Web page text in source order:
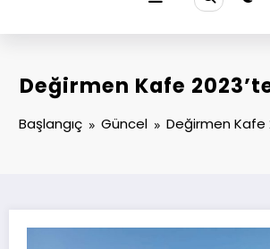
Değirmen Kafe
Başlangıç Güncel Değirmen Kafe